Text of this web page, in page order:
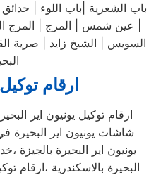
باب الشعرية |باب اللوء |
| عين شمس | المرج | المرج
السويس | الشيخ زايد | صرية
ارقام
ارقام توكيل يونيون اير
شاشات يونيون اير
يونيون اير البحيرة بالجيزة
البحيرة بالاسكندرية ،ارقام